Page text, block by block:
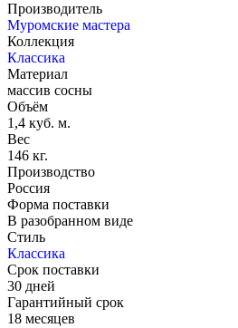
Производитель
Муромские мастера
Коллекция
Классика
Материал
массив сосны
Объём
1,4 куб. м.
Вес
146 кг.
Производство
Россия
Форма поставки
В разобранном виде
Стиль
Классика
Срок поставки
30 дней
Гарантийный срок
18 месяцев